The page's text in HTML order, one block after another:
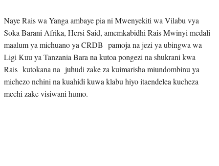
Naye Rais wa Yanga ambaye pia ni Mwenyekiti wa Vilabu vya
Soka Barani Afrika, Hersi Said, amemkabidhi Rais Mwinyi medali
maalum ya michuano ya CRDB pamoja na jezi ya ubingwa wa
Ligi Kuu ya Tanzania Bara na kutoa pongezi na shukrani kwa
Rais kutokana na juhudi zake za kuimarisha miundombinu ya
michezo nchini na kuahidi kuwa klabu hiyo itaendelea kucheza
mechi zake visiwani humo.